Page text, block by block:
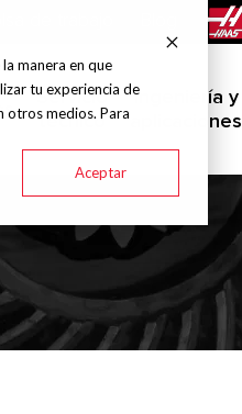
manera en que
tu experiencia de
otros medios. Para
Aceptar
Servicio
técnico
Ingeniería y
aplicaciones